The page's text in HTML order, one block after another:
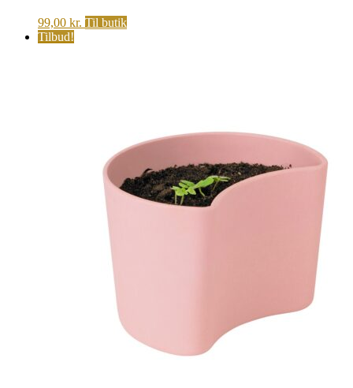
99,00 kr. Til butik
Tilbud!